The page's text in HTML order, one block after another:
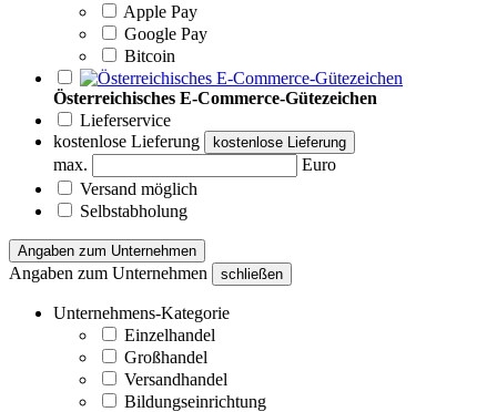
Apple Pay
Google Pay
Bitcoin
Österreichisches E-Commerce-Gütezeichen
Lieferservice
kostenlose Lieferung
kostenlose Lieferung
max.
Euro
Versand möglich
Selbstabholung
Angaben zum Unternehmen
Angaben zum Unternehmen schließen
Unternehmens-Kategorie
Einzelhandel
Großhandel
Versandhandel
Bildungseinrichtung